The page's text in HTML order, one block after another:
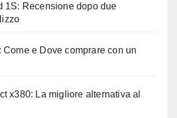
1S: Recensione dopo due
Come e Dove comprare con un
x380: La migliore alternativa al